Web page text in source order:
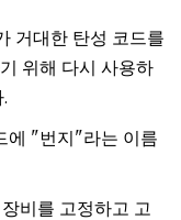
거대한 탄성 코드를
위해 다시 사용하
에 "번지"라는 이름
비를 고정하고 고